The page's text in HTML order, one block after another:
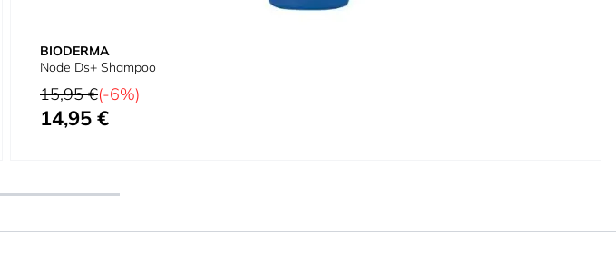
BIODERMA
Node Ds+ Shampoo
Prezzo predefinito
15,95 €(-6%)
Prezzo speciale
14,95 €